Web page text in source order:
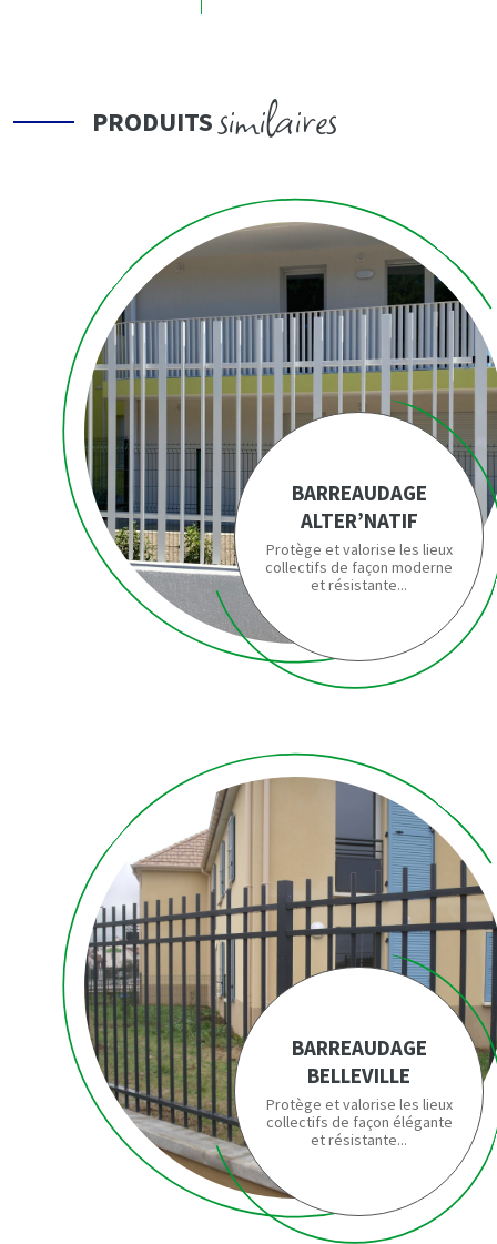
PRODUITSsimilaires
BARREAUDAGE
ALTER’NATIF
Protège et valorise les lieux
collectifs de façon moderne
et résistante...
BARREAUDAGE
BELLEVILLE
Protège et valorise les lieux
collectifs de façon élégante
et résistante...